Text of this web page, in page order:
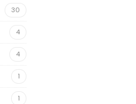
30
4
4
1
1